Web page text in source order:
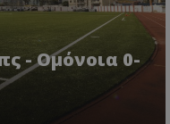
- Ομόνοια 0-